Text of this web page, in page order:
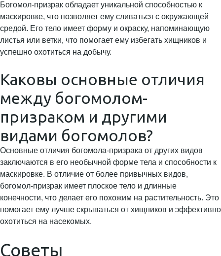
Богомол-призрак обладает уникальной способностью к
маскировке, что позволяет ему сливаться с окружающей
средой. Его тело имеет форму и окраску, напоминающую
листья или ветки, что помогает ему избегать хищников и
успешно охотиться на добычу.
Каковы основные отличия
между богомолом-
призраком и другими
видами богомолов?
Основные отличия богомола-призрака от других видов
заключаются в его необычной форме тела и способности к
маскировке. В отличие от более привычных видов,
богомол-призрак имеет плоское тело и длинные
конечности, что делает его похожим на растительность. Это
помогает ему лучше скрываться от хищников и эффективно
охотиться на насекомых.
Советы